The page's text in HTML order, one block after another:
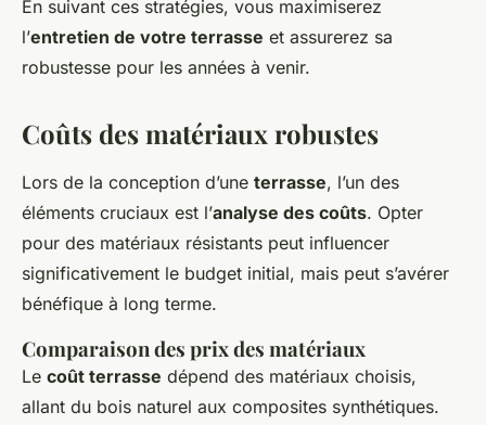
En suivant ces stratégies, vous maximiserez
l’entretien de votre terrasse et assurerez sa
robustesse pour les années à venir.
Coûts des matériaux robustes
Lors de la conception d’une terrasse, l’un des
éléments cruciaux est l’analyse des coûts. Opter
pour des matériaux résistants peut influencer
significativement le budget initial, mais peut s’avérer
bénéfique à long terme.
Comparaison des prix des matériaux
Le coût terrasse dépend des matériaux choisis,
allant du bois naturel aux composites synthétiques.